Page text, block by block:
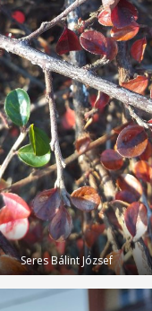
Seres Bálint József